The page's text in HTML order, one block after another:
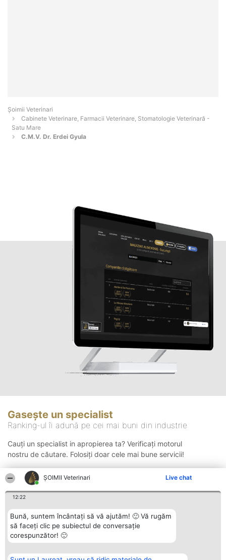
ȘOIMII Veterinari Live chat
12:22
Bună, suntem încântați să vă ajutăm! 🙂 Vă rugăm
să faceți clic pe subiectul de conversație
corespunzător! 🙂
Șoimii Veterinari
Cabinete Veterinare, Farmacii Veterinare, Stomatologie Veterinară -
Satu Mare
C.M.V. Dr. Erdei Gyula
Gasește un specialist
Ranking-ul îi adună pe cei mai buni din industrie
Cauți un specialist in apropierea ta? Verificați motorul
nostru de căutare. Folosiți doar cele mai bune servicii!